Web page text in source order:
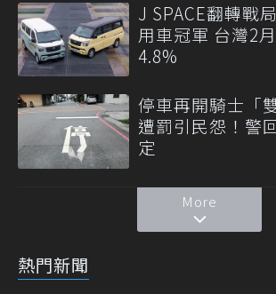
J SPACE翻轉戰
用車冠軍 台灣2
4.8%
停車再開騎士「
遭罰引民怨！警
定
More
熱門新聞